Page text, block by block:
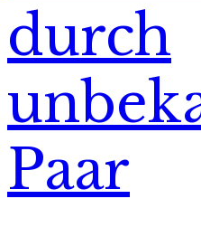
durch
Paar